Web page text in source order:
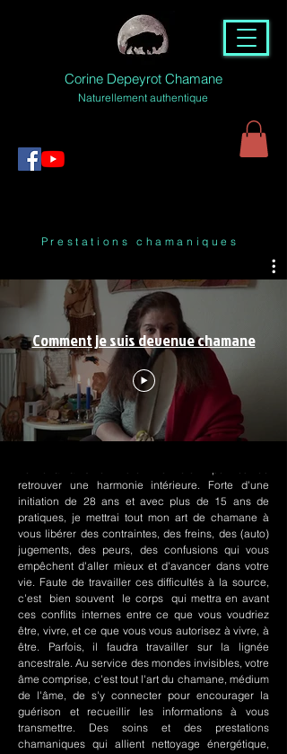
Corine Depeyrot Chamane
Naturellement authentique
Prestations chamaniques
Comment je suis devenue chamane
retrouver une harmonie intérieure. Forte d'une
initiation de 28 ans et avec plus de 15 ans de
pratiques, je mettrai tout mon art de chamane à
vous libérer des contraintes, des freins, des (auto)
jugements, des peurs, des confusions qui vous
empêchent d'aller mieux et d'avancer dans votre
vie. Faute de travailler ces difficultés à la source,
c'est bien souvent le corps qui mettra en avant
ces conflits internes entre ce que vous voudriez
être, vivre, et ce que vous vous autorisez à vivre, à
être. Parfois, il faudra travailler sur la lignée
ancestrale. Au service des mondes invisibles, votre
âme comprise, c'est tout l'art du chamane, médium
de l'âme, de s'y connecter pour encourager la
guérison et recueillir les informations à vous
transmettre. Des soins et des prestations
chamaniques qui allient nettoyage énergétique,